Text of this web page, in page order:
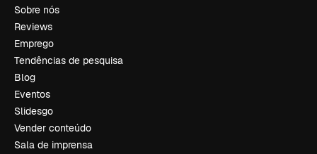
Sobre nós
Reviews
Emprego
Tendências de pesquisa
Blog
Eventos
Slidesgo
Vender conteúdo
Sala de imprensa